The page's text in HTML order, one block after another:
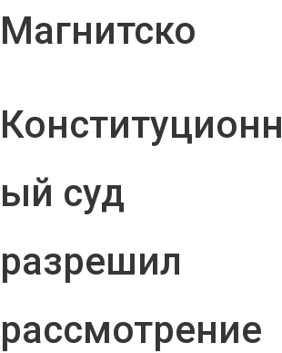
Магнитско
Конституционн
ый суд
разрешил
рассмотрение